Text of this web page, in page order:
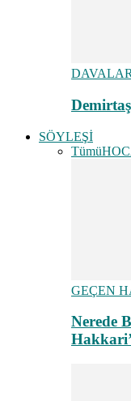
DAVALAR
SÖYLEŞİ
Tümü
GEÇEN
Nerede